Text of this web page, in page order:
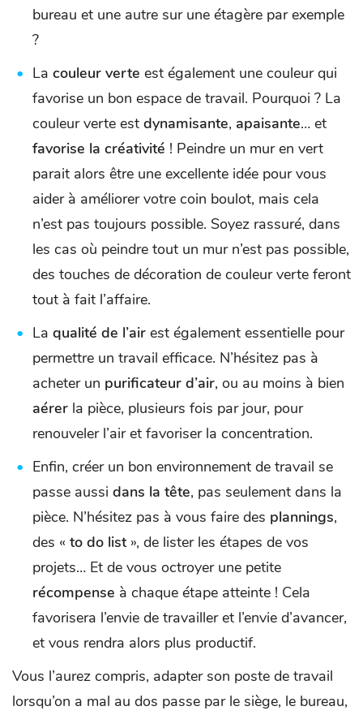
bureau et une autre sur une étagère par exemple
?
La couleur verte est également une couleur qui
favorise un bon espace de travail. Pourquoi ? La
couleur verte est dynamisante, apaisante… et
favorise la créativité ! Peindre un mur en vert
parait alors être une excellente idée pour vous
aider à améliorer votre coin boulot, mais cela
n’est pas toujours possible. Soyez rassuré, dans
les cas où peindre tout un mur n’est pas possible,
des touches de décoration de couleur verte feront
tout à fait l’affaire.
La qualité de l’air est également essentielle pour
permettre un travail efficace. N’hésitez pas à
acheter un purificateur d’air, ou au moins à bien
aérer la pièce, plusieurs fois par jour, pour
renouveler l’air et favoriser la concentration.
Enfin, créer un bon environnement de travail se
passe aussi dans la tête, pas seulement dans la
pièce. N’hésitez pas à vous faire des plannings,
des « to do list», de lister les étapes de vos
projets… Et de vous octroyer une petite
récompense à chaque étape atteinte ! Cela
favorisera l’envie de travailler et l’envie d’avancer,
et vous rendra alors plus productif.
Vous l’aurez compris, adapter son poste de travail
lorsqu’on a mal au dos passe par le siège, le bureau,